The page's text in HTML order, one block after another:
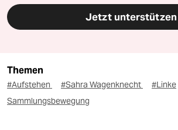
Jetzt unterstützen
Themen
#Aufstehen #Sahra Wagenknecht
#Linke
Sammlungsbewegung